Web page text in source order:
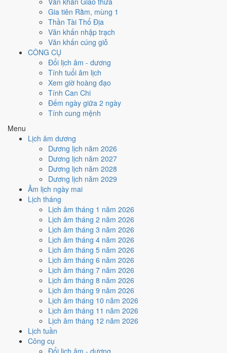
Gia tiên Rằm, mùng 1
Thần Tài Thổ Địa
Văn khấn nhập trạch
Văn khấn cúng giỗ
CÔNG CỤ
Đổi lịch âm - dương
Tính tuổi âm lịch
Xem giờ hoàng đạo
Tính Can Chi
Đếm ngày giữa 2 ngày
Tính cung mệnh
Menu
Lịch âm dương
Dương lịch năm 2026
Dương lịch năm 2027
Dương lịch năm 2028
Dương lịch năm 2029
Âm lịch ngày mai
Lịch tháng
Lịch âm tháng 1 năm 2026
Lịch âm tháng 2 năm 2026
Lịch âm tháng 3 năm 2026
Lịch âm tháng 4 năm 2026
Lịch âm tháng 5 năm 2026
Lịch âm tháng 6 năm 2026
Lịch âm tháng 7 năm 2026
Lịch âm tháng 8 năm 2026
Lịch âm tháng 9 năm 2026
Lịch âm tháng 10 năm 2026
Lịch âm tháng 11 năm 2026
Lịch âm tháng 12 năm 2026
Lịch tuần
Công cụ
Đổi lịch âm - dương
Cưới hỏi - đính hôn
Trung bình
Cưới hỏi - đính hôn hôm nay ở
Ngưu và Ngày Hắc Đạogây bất lợi.
Cách tính ngày tốt
Khai trương - mở cửa hàng
Trung bình
Khai trương - mở cửa hàng hôm nay ở
Sao Ngưu và Ngày Hắc Đạo
Cách tính ngày tốt
Ký hợp đồng - giao ước
4/10
Ký hợp đồng - giao ước hôm nay ở
Ngày Hắc Đạogây bất lợi.
Cách tính ngày tốt
Động thổ - khởi công
/10
Trung bình
Động thổ - khởi công hôm nay ở
Ngày Hắc Đạo
Cách tính ngày tốt
Nhập trạch - vào nhà mới
Trung bình
Nhập trạch - vào nhà mới hôm nay ở
Sao Ngưu và Ngày Hắc Đạo gây bất lợi.
Cách tính ngày tốt
Mua xe - tậu xe
Trung bình
Mua xe - tậu xe hôm nay ởmức trung bình (4/10)
Hắc Đạogây bất lợi.
Cách tính ngày tốt
✈️
Xuất hành - đi xa
Trung bình